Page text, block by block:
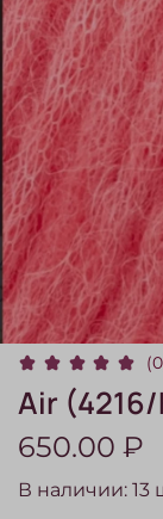
Air
650.00 ₽
В наличии: 13